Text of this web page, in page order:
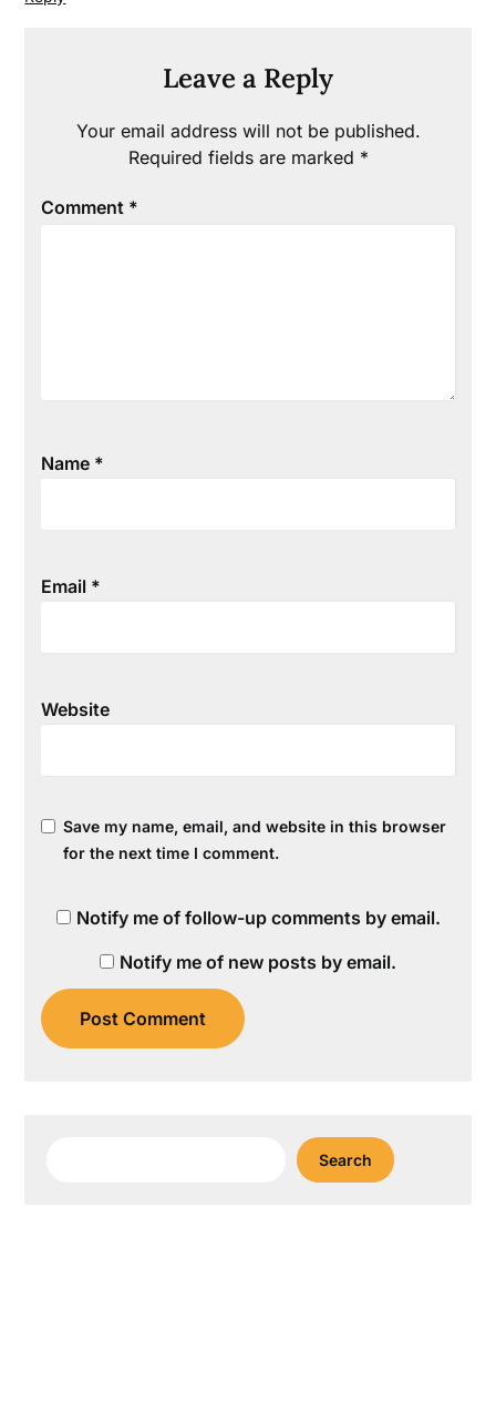
Leave a Reply
Your email address will not be published.
Required fields are marked *
Comment *
Name *
Email *
Website
Save my name, email, and website in this browser
for the next time I comment.
Notify me of follow-up comments by email.
Notify me of new posts by email.
Search